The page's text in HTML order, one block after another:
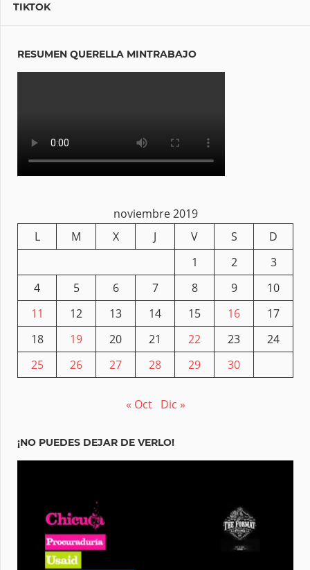
TIKTOK
RESUMEN QUERELLA MINTRABAJO
noviembre 2019
L
M X J V S
D
1
2
3
4
5 6 7 8 9
10
11
12 13 14 15 16
17
18
19 20 21 22 23
24
25
26 27 28 29 30
« Oct Dic »
¡NO PUEDES DEJAR DE VERLO!